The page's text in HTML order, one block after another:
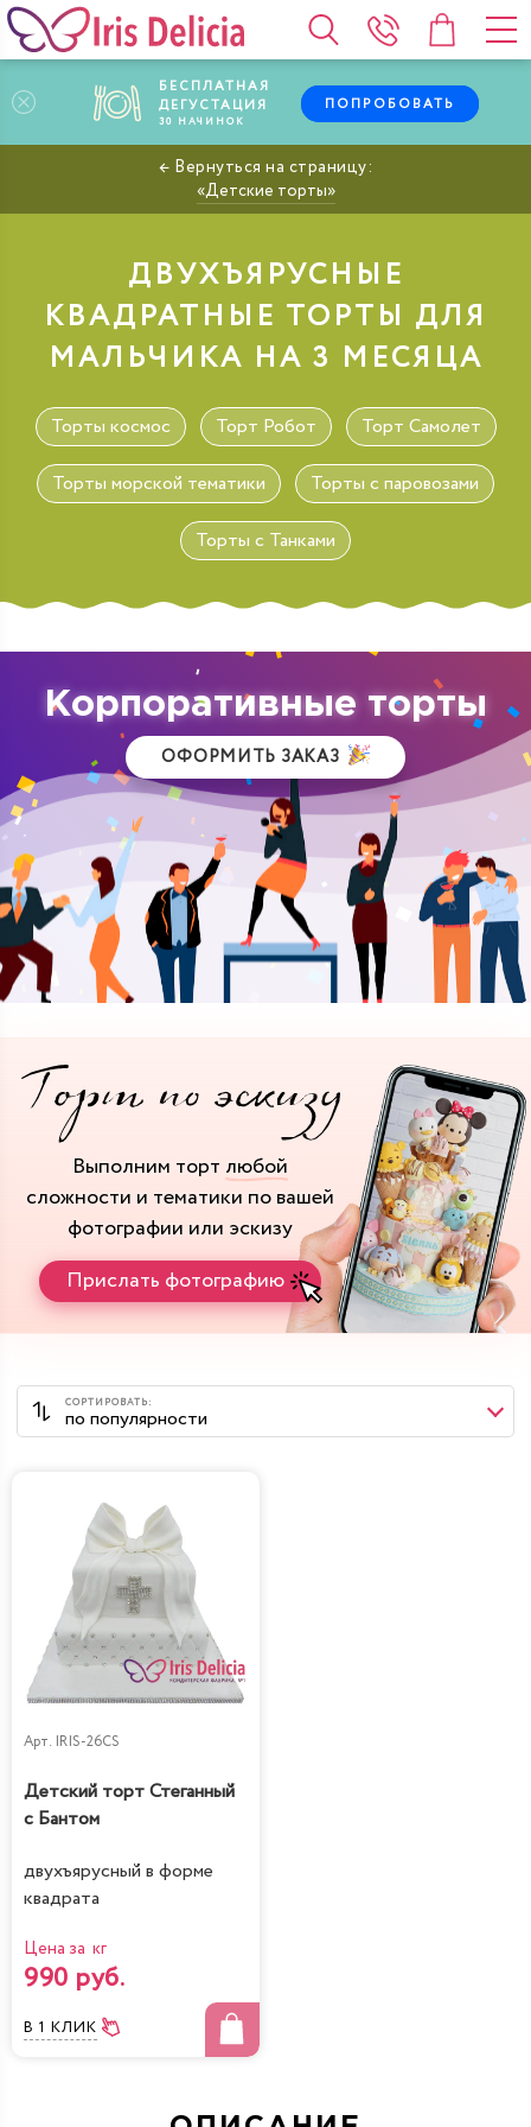
БЕСПЛАТНАЯ
ДЕГУСТАЦИЯ
30 НАЧИНОК
ПОПРОБОВАТЬ
Детские торты
ДВУХЪЯРУСНЫЕ
КВАДРАТНЫЕ ТОРТЫ ДЛЯ
МАЛЬЧИКА НА 3 МЕСЯЦА
Торты космос Торт Робот Торт Самолет
Торты морской тематики Торты с паровозами
Торты с Танками
Корпоративные торты
ОФОРМИТЬ ЗАКАЗ
Выполним торт любой
сложности и тематики по вашей
фотографии или эскизу
Прислать фотографию
Арт. IRIS-26CS
Детский торт Стеганный
с Бантом
двухъярусный в форме
квадрата
Цена за кг
990 руб.
В 1 КЛИК